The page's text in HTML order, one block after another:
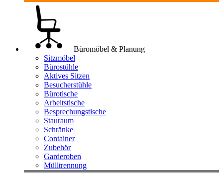
Büromöbel & Planung
Sitzmöbel
Bürostühle
Aktives Sitzen
Besucherstühle
Bürotische
Arbeitstische
Besprechungstische
Stauraum
Schränke
Container
Zubehör
Garderoben
Mülltrennung